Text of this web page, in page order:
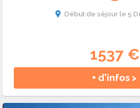
Début de séjour le 5
1537 €
+ d'infos >